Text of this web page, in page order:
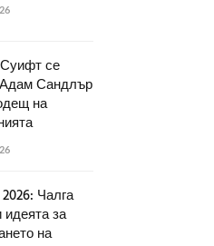
се
Сандлър
на
Чалга
идеята за
на